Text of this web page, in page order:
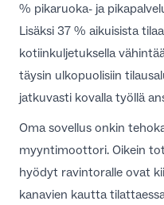
% pikaruoka- ja
Lisäksi 37 % aikuisista
kotiinkuljetuksella
täysin ulkopuolisiin
jatkuvasti kovalla työllä
Oma sovellus onkin
myyntimoottori. Oikein
hyödyt ravintoralle ovat
kanavien kautta